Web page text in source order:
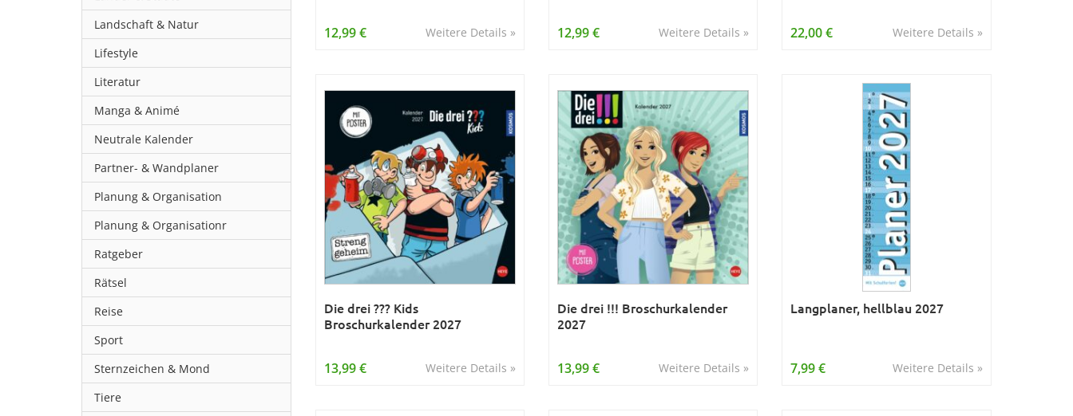
Landschaft & Natur
Lifestyle
Literatur
Manga & Animé
Neutrale Kalender
Partner- & Wandplaner
Planung & Organisation
Planung & Organisationr
Ratgeber
Rätsel
Reise
Sport
Sternzeichen & Mond
Tiere
Weitere Details »
12,99 € Weitere Details »
12,99 € Weitere Details »
22,00 €
Die drei ??? Kids
Broschurkalender 2027
Weitere Details »
13,99 €
Die drei !!! Broschurkalender
2027
Weitere Details »
13,99 €
Langplaner, hellblau 2027
Weitere Details »
7,99 €